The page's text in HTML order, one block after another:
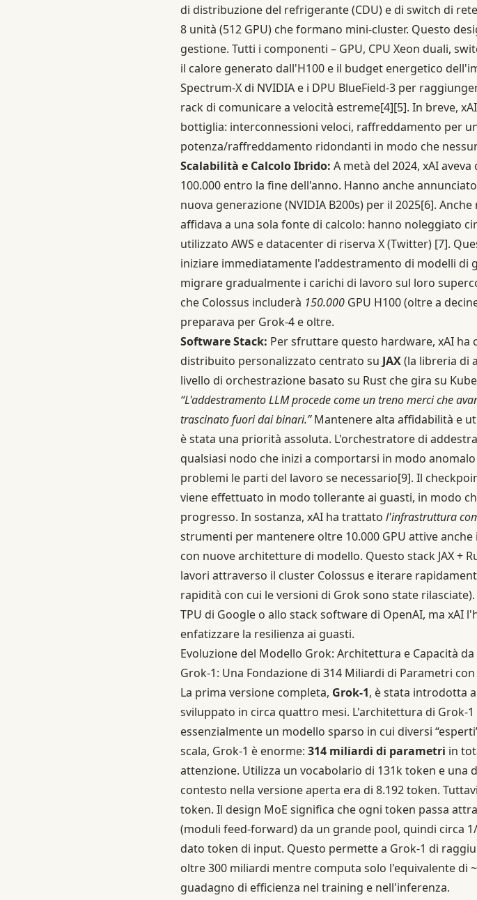
di distribuzione del refrigerante (CDU) e di switch di
8 unità (512 GPU) che formano mini-cluster. Questo
gestione. Tutti i componenti – GPU, CPU Xeon duali,
il calore generato dall'H100 e il budget energetico
Spectrum-X di NVIDIA e i DPU BlueField-3 per
rack di comunicare a velocità estreme[4][5]. In breve,
bottiglia: interconnessioni veloci, raffreddamento per
potenza/raffreddamento ridondanti in modo che
Scalabilità e Calcolo Ibrido: A metà del 2024, xAI
100.000 entro la fine dell'anno. Hanno anche
nuova generazione (NVIDIA B200s) per il 2025[6].
affidava a una sola fonte di calcolo: hanno noleggiato
utilizzato AWS e datacenter di riserva X (Twitter) [7].
iniziare immediatamente l'addestramento di modelli di
migrare gradualmente i carichi di lavoro sul loro
che Colossus includerà 150.000GPU H100 (oltre a
preparava per Grok-4 e oltre.
Software Stack: Per sfruttare questo hardware, xAI
distribuito personalizzato centrato su JAX(la libreria di
livello di orchestrazione basato su Rust che gira su
“L'addestramento LLM procede come un treno merci che
trascinato fuori dai binari.”Mantenere alta affidabilità e
è stata una priorità assoluta. L'orchestratore di
qualsiasi nodo che inizi a comportarsi in modo
problemi le parti del lavoro se necessario[9]. Il
viene effettuato in modo tollerante ai guasti, in modo
progresso. In sostanza, xAI ha trattato l'infrastruttura
strumenti per mantenere oltre 10.000 GPU attive
con nuove architetture di modello. Questo stack JAX +
lavori attraverso il cluster Colossus e iterare
rapidità con cui le versioni di Grok sono state
TPU di Google o allo stack software di OpenAI, ma xAI
enfatizzare la resilienza ai guasti.
Evoluzione del Modello Grok: Architettura e Capacità da
Grok-1: Una Fondazione di 314 Miliardi di Parametri
La prima versione completa, Grok-1, è stata introdotta
sviluppato in circa quattro mesi. L'architettura di Grok-1
essenzialmente un modello sparso in cui diversi
scala, Grok-1 è enorme: 314 miliardi di parametri in
attenzione. Utilizza un vocabolario di 131k token e una
contesto nella versione aperta era di 8.192 token.
token. Il design MoE significa che ogni token passa
(moduli feed-forward) da un grande pool, quindi circa
dato token di input. Questo permette a Grok-1 di
oltre 300 miliardi mentre computa solo l'equivalente di
guadagno di efficienza nel training e nell'inferenza.